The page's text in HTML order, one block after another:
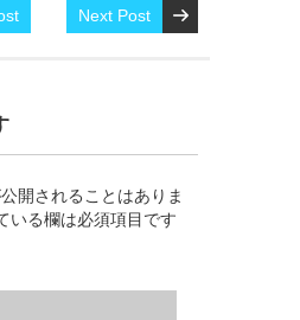
Next Post
開されることはありま
いる欄は必須項目です